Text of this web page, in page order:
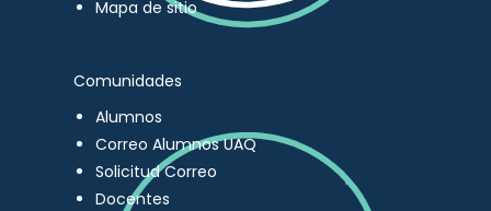
Mapa de sitio
Comunidades
Alumnos
Correo Alumnos UAQ
Solicitud Correo
Docentes